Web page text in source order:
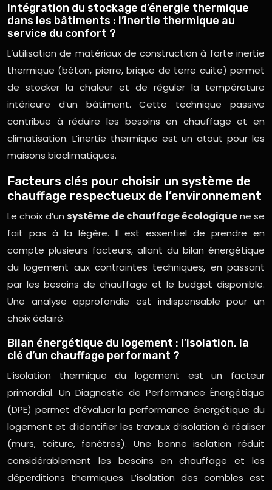
Intégration du stockage d’énergie thermique
dans les bâtiments : l’inertie thermique au
service du confort ?
L’utilisation de matériaux de construction à forte inertie
thermique (béton, pierre, brique de terre cuite) permet
de stocker la chaleur et de réguler la température
intérieure d’un bâtiment. Cette technique passive
contribue à réduire les besoins en chauffage et en
climatisation. L’inertie thermique est un atout pour les
maisons bioclimatiques.
Facteurs clés pour choisir un système de
chauffage respectueux de l’environnement
Le choix d’unsystème de chauffage écologiquene se
fait pas à la légère. Il est essentiel de prendre en
compte plusieurs facteurs, allant du bilan énergétique
du logement aux contraintes techniques, en passant
par les besoins de chauffage et le budget disponible.
Une analyse approfondie est indispensable pour un
choix éclairé.
Bilan énergétique du logement : l’isolation, la
clé d’un chauffage performant ?
L’isolation thermique du logement est un facteur
primordial. Un Diagnostic de Performance Énergétique
(DPE) permet d’évaluer la performance énergétique du
logement et d’identifier les travaux d’isolation à réaliser
(murs, toiture, fenêtres). Une bonne isolation réduit
considérablement les besoins en chauffage et les
déperditions thermiques. L’isolation des combles est